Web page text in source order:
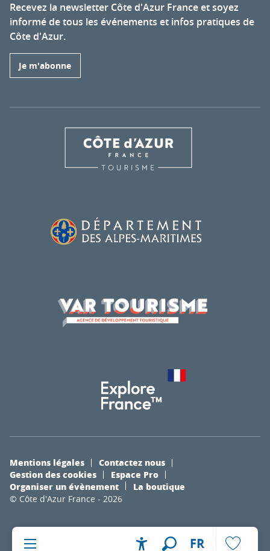
FR
Recevez la newsletter Côte d'Azur France et soyez
informé de tous les événements et infos pratiques de
Côte d'Azur.
Je m'abonne
© Côte d'Azur France - 2026
Mentions légales
Contactez nous
Gestion des cookies
Espace Pro
Organiser un évènement
La boutique